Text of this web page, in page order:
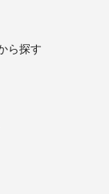
ら探す